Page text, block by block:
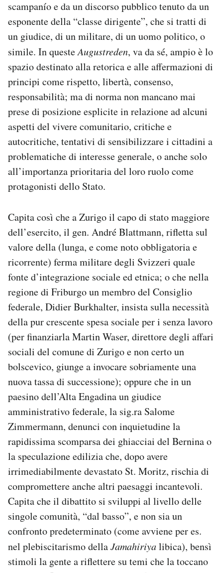
scampanío e da un discorso pubblico tenuto da un
esponente della “classe dirigente”, che si tratti di
un giudice, di un militare, di un uomo politico, o
simile. In questeAugustreden, va da sé, ampio è lo
spazio destinato alla retorica e alle affermazioni di
principi come rispetto, libertà, consenso,
responsabilità; ma di norma non mancano mai
prese di posizione esplicite in relazione ad alcuni
aspetti del vivere comunitario, critiche e
autocritiche, tentativi di sensibilizzare i cittadini a
problematiche di interesse generale, o anche solo
all’importanza prioritaria del loro ruolo come
protagonisti dello Stato.
Capita così che a Zurigo il capo di stato maggiore
dell’esercito, il gen. André Blattmann, rifletta sul
valore della (lunga, e come noto obbligatoria e
ricorrente) ferma militare degli Svizzeri quale
fonte d’integrazione sociale ed etnica; o che nella
regione di Friburgo un membro del Consiglio
federale, Didier Burkhalter, insista sulla necessità
della pur crescente spesa sociale per i senza lavoro
(per finanziarla Martin Waser, direttore degli affari
sociali del comune di Zurigo e non certo un
bolscevico, giunge a invocare sobriamente una
nuova tassa di successione); oppure che in un
paesino dell’Alta Engadina un giudice
amministrativo federale, la sig.ra Salome
Zimmermann, denunci con inquietudine la
rapidissima scomparsa dei ghiacciai del Bernina o
la speculazione edilizia che, dopo avere
irrimediabilmente devastato St. Moritz, rischia di
compromettere anche altri paesaggi incantevoli.
Capita che il dibattito si sviluppi al livello delle
singole comunità, “dal basso”, e non sia un
confronto predeterminato (come avviene per es.
nel plebiscitarismo dellaJamahiriyalibica), bensì
stimoli la gente a riflettere su temi che la toccano